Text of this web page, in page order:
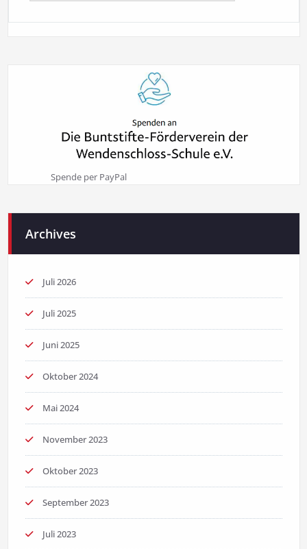
Spende per PayPal
Archives
Juli 2026
Juli 2025
Juni 2025
Oktober 2024
Mai 2024
November 2023
Oktober 2023
September 2023
Juli 2023